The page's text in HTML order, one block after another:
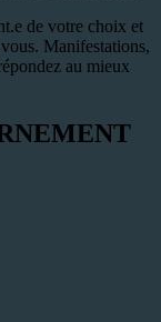
de votre choix et
Manifestations,
au mieux